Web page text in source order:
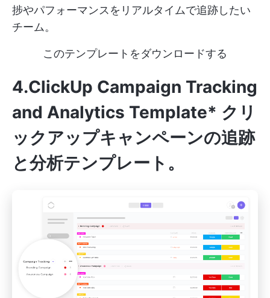
捗やパフォーマンスをリアルタイムで追跡したい
チーム。
このテンプレートをダウンロードする
4.ClickUp Campaign Tracking
and Analytics Template* クリ
ックアップキャンペーンの追跡
と分析テンプレート。